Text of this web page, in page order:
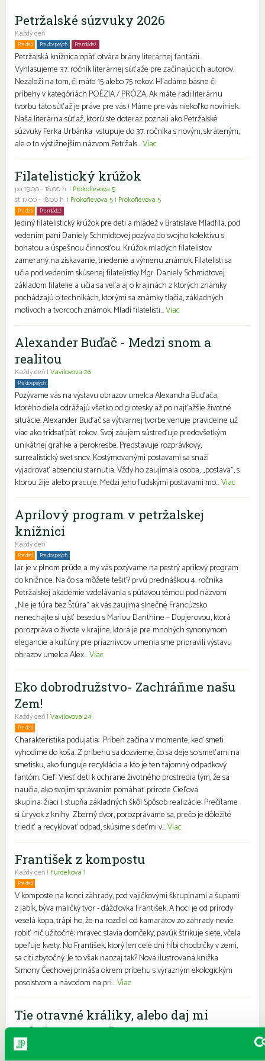
Petržalské súzvuky 2026
Každý deň
Pre deti Pre dospelých Pre mládež
Petržalská knižnica opäť otvára brány literárnej fantázii.
Vyhlasujeme 37. ročník literárnej súťaže pre začínajúcich autorov.
Nezáleží na tom, či máte 15 alebo 75 rokov. Hľadáme básne či
príbehy v kategóriách POÉZIA / PRÓZA. Ak máte radi literárnu
tvorbu táto súťaž je práve pre vás:) Máme pre vás niekoľko noviniek.
Naša literárna súťaž, ktorú ste doteraz poznali ako Petržalské
súzvuky Ferka Urbánka vstupuje do 37. ročníka s novým, skráteným,
ale o to výstižnejším názvom Petržals...Viac
Filatelistický krúžok
po 15:00 - 18:00 h. | Prokofievova 5
st 17:00 - 18:00 h. | Prokofievova 5 | Prokofievova 5
Pre deti Pre mládež
Jediný filatelistický krúžok pre deti a mládež v Bratislave Mladfila, pod
vedením pani Daniely Schmidtovej pozýva do svojho kolektívu s
bohatou a úspešnou činnosťou. Krúžok mladých filatelistov
zameraný na získavanie, triedenie a výmenu známok. Filatelisti sa
učia pod vedením skúsenej filatelistky Mgr. Daniely Schmidtovej
základom filatelie a učia sa veľa aj o krajinách z ktorých známky
pochádzajú o technikách, ktorými sa známky tlačia, základných
motívoch a tvorcoch známok. Mladí filatelisti...Viac
Alexander Buďač - Medzi snom a
realitou
Každý deň | Vavilovova 26
Pre dospelých
Pozývame vás na výstavu obrazov umelca Alexandra Buďača,
ktorého diela odrážajú všetko od grotesky až po najťažšie životné
situácie. Alexander Buďač sa výtvarnej tvorbe venuje pravidelne už
viac ako tridsaťpäť rokov. Svoj záujem sústreďuje predovšetkým
unikátnej grafike a perokresbe. Predstavuje rozprávkový,
surrealistický svet snov. Kostýmovanými postavami sa snaží
vyjadrovať absenciu starnutia. Vždy ho zaujímala osoba, „postava“, s
ktorou žije alebo pracuje. Medzi jeho ľudskými postavami mo...Viac
Aprílový program v petržalskej
knižnici
Každý deň
Pre deti Pre dospelých
Jar je v plnom prúde a my vás pozývame na pestrý aprílový program
do knižnice. Na čo sa môžete tešiť? prvú prednáškou 4. ročníka
Petržalskej akadémie vzdelávania s pútavou témou pod názvom
„Nie je túra bez Štúra“ ak vás zaujíma slnečné Francúzsko
nenechajte si ujsť besedu s Mariou Danthine – Dopjerovou, ktorá
porozpráva o živote v krajine, ktorá je pre mnohých synonymom
elegancie a kultúry pre priaznivcov umenia sme pripravili výstavu
obrazov umelca Alex...Viac
Eko dobrodružstvo- Zachráňme našu
Zem!
Každý deň | Vavilovova 24
Pre deti
Charakteristika podujatia: Príbeh začína v momente, keď smeti
vyhodíme do koša. Z príbehu sa dozvieme, čo sa deje so smeťami na
smetisku, ako funguje recyklácia a kto je ten tajomný odpadkový
fantóm. Cieľ: Viesť deti k ochrane životného prostredia tým, že sa
naučia, ako svojím správaním pomáhať prírode Cieľová
skupina: žiaci I. stupňa základných škôl Spôsob realizácie: Prečítame
si úryvok z knihy Zberný dvor, porozprávame sa, prečo je dôležité
triediť a recyklovať odpad, skúsime s deťmi v...Viac
František z kompostu
Každý deň | Furdekova 1
Pre deti
V komposte na konci záhrady, pod vajíčkovými škrupinami a šupami
z jabĺk, býva maličký tvor - dážďovka František. A hoci je od prírody
veselá kopa, trápi ho, že na rozdiel od kamarátov zo záhrady nevie
robiť nič užitočné: mravec stavia domčeky, pavúk štrikuje siete, včela
opeľuje kvety. No František, ktorý len celé dni hĺbi chodbičky v zemi,
sa cíti zbytočný. Je to však naozaj tak? Nová ilustrovaná knižka
Simony Čechovej prináša okrem príbehu s výrazným ekologickým
posolstvom a návodom na prí...Viac
Tie otravné králiky, alebo daj mi
pokoj, neotravuj!
Každý deň |